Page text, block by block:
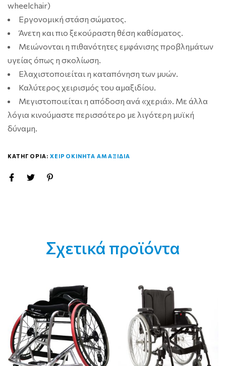
wheelchair)
Εργονομική στάση σώματος.
Άνετη και πιο ξεκούραστη θέση καθίσματος.
Μειώνονται η πιθανότητες εμφάνισης προβλημάτων
υγείας όπως η σκολίωση.
Ελαχιστοποιείται η καταπόνηση των μυών.
Καλύτερος χειρισμός του αμαξιδίου.
Μεγιστοποιείται η απόδοση ανά «χεριά». Με άλλα
λόγια κινούμαστε περισσότερο με λιγότερη μυϊκή
δύναμη.
ΚΑΤΗΓΟΡΙΑ:ΧΕΙΡΟΚΙΝΗΤΑ ΑΜΑΞΙΔΙΑ
Σχετικά προϊόντα